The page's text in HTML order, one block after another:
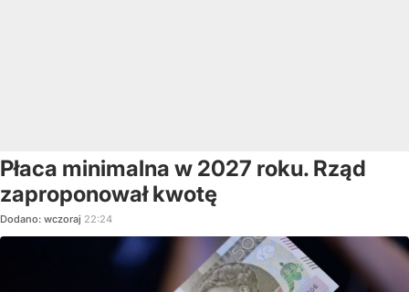
Płaca minimalna w 2027 roku. Rząd
zaproponował kwotę
Dodano: wczoraj 22:24